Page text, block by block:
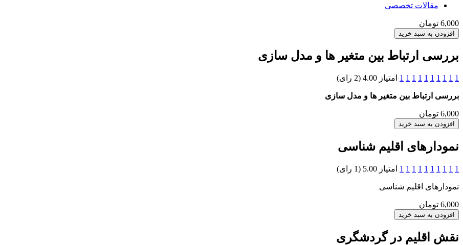
مقالات تخصصي
6,000 تومان
بررسی ارتباط بین متغیر ها و مدل سازی
1
1
1
1
1
1
1
1
1
1 امتیاز 4.00 (2 رای)
بررسی ارتباط بین متغیر ها و مدل سازی
6,000 تومان
نمودارهای اقلیم شناسی
1
1
1
1
1
1
1
1
1
1 امتیاز 5.00 (1 رای)
نمودارهای اقلیم شناسی
6,000 تومان
نقش اقلیم در گردشگری